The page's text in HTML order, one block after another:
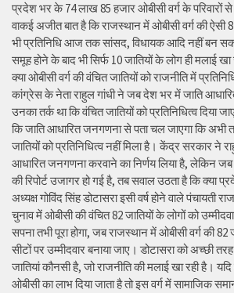
प्रदेश भर के 74 लाख 85 हजार ओबीसी वर्ग के परिवारों
वाकई अजीत बात है कि राजस्थान में ओबीसी वर्ग की ऐसी
भी प्रतिनिधि आज तक सांसद, विधायक आदि नहीं बन
समूह होने के बाद भी सिर्फ 10 जातियों के लोग ही मलाई
क्या ओबीसी वर्ग की वंचित जातियों को राजनीति में
कांग्रेस के नेता राहुल गांधी ने जब देश भर में जाति
उनका तर्क था कि वंचित जातियों को प्रतिनिधित्व दिया
कि जाति आधारित जनगणना से पता चल जाएगा कि अभी
जातियों को प्रतिनिधित्व नहीं मिला है। केंद्र सरकार ने
आधारित जनगणना करवाने का निर्णय लिया है, लेकिन जब
की रिपोर्ट उजागर हो गई है, तब सवाल उठता है कि क्या
अध्यक्ष गोविंद सिंह डोटासरा इसी वर्ष होने वाले पंचायती
चुनाव में ओबीसी की वंचित 82 जातियों के लोगों को
सपना तभी पूरा होगा, जब राजस्थान में ओबीसी वर्ग की 82
सीटों पर उम्मीदवार बनाया जाए। डोटासरा को अच्छी
जातियां कौनसी है, जो राजनीति की मलाई खा रही है।
ओबीसी का लाभ दिया जाता है तो इस वर्ग में सामाजिक